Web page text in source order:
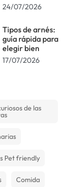
24/07/2026
Tipos de arnés:
guía rápida para
elegir bien
17/07/2026
de las
Pet friendly
Comida